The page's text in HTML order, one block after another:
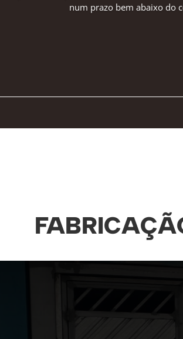
num prazo bem abaixo do